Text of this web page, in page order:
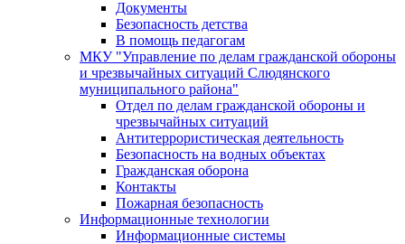
Документы
Безопасность детства
В помощь педагогам
МКУ "Управление по делам гражданской обороны
и чрезвычайных ситуаций Слюдянского
муниципального района"
Отдел по делам гражданской обороны и
чрезвычайных ситуаций
Антитеррористическая деятельность
Безопасность на водных объектах
Гражданская оборона
Контакты
Пожарная безопасность
Информационные технологии
Информационные системы